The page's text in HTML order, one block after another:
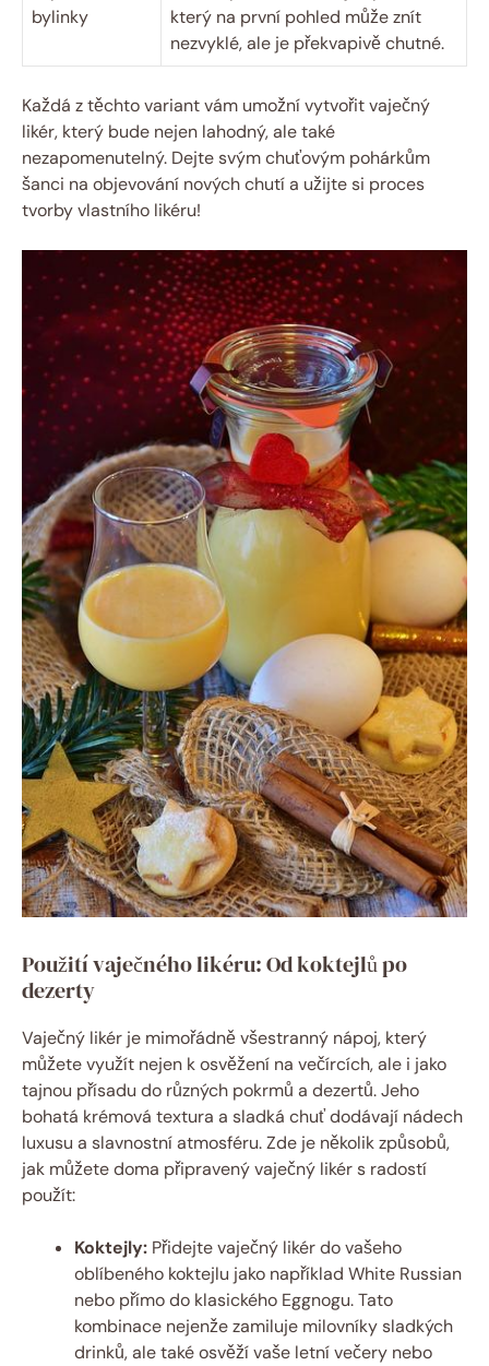
bylinky
který na první pohled může znít
nezvyklé, ale je překvapivě chutné.
Každá z těchto variant vám umožní vytvořit vaječný
likér, který bude nejen lahodný, ale také
nezapomenutelný. Dejte svým chuťovým pohárkům
šanci na objevování nových chutí a užijte si proces
tvorby vlastního likéru!
Použití vaječného likéru: Od koktejlů po
dezerty
Vaječný likér je mimořádně všestranný nápoj, který
můžete využít nejen k osvěžení na večírcích, ale i jako
tajnou přísadu do různých pokrmů a dezertů. Jeho
bohatá krémová textura a sladká chuť dodávají nádech
luxusu a slavnostní atmosféru. Zde je několik způsobů,
jak můžete doma připravený vaječný likér s radostí
použít:
Koktejly: Přidejte vaječný likér do vašeho
oblíbeného koktejlu jako například White Russian
nebo přímo do klasického Eggnogu. Tato
kombinace nejenže zamiluje milovníky sladkých
drinků, ale také osvěží vaše letní večery nebo